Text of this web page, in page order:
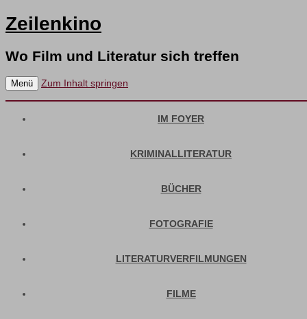
Zeilenkino
Wo Film und Literatur sich treffen
Menü Zum Inhalt springen
IM FOYER
KRIMINALLITERATUR
BÜCHER
FOTOGRAFIE
LITERATURVERFILMUNGEN
FILME